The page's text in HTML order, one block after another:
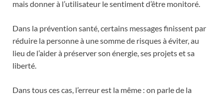
mais donner à l’utilisateur le sentiment d’être monitoré.
Dans la prévention santé, certains messages finissent par
réduire la personne à une somme de risques à éviter, au
lieu de l’aider à préserver son énergie, ses projets et sa
liberté.
Dans tous ces cas, l’erreur est la même : on parle de la